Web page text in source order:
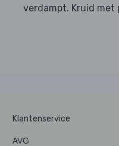
verdampt. Kruid met
Klantenservice
AVG